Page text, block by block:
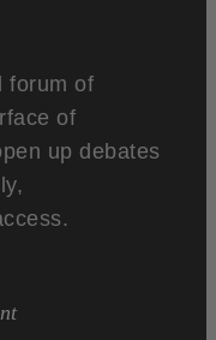
forum of
of
up debates